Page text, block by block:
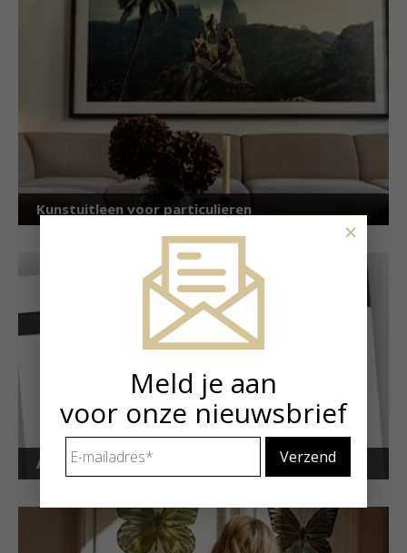
Kunstuitleen voor particulieren
Art Alert!
Meld je aan
voor onze nieuwsbrief
mailadres *
×